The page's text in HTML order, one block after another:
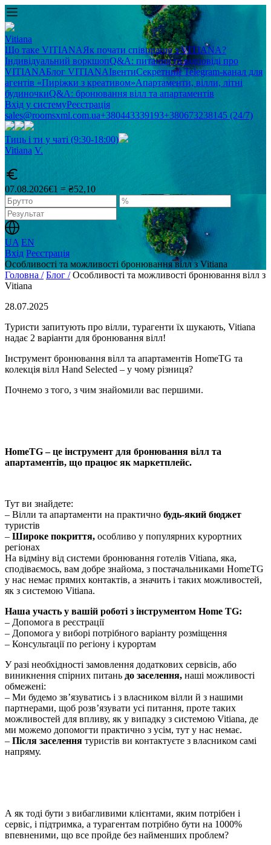
Vitiana
Що таке VITIANAЯк почати співпрацю з VITIANA?
Індивідуальний воркшопQ&A: питання та відповіді про
VITIANAБлог VITIANAІвентиСекретний Telegram-канал для
агентів «Пиріжки з креативом»Апартаменти, вілли, літні
будиночкиQ&A: бронювання вілл та апартаментів
Вхід у системуРеєстрація
sales@roomsxml.com.ua+380443339193+380673238145 (24/7)
Тиць і ти у чаті (9:30-18:00)
Vitiana V.
07.08.2026€1 = ₴52,10
UA EN
Вхід Реєстрація
Особливості та можливості бронювання вілл з Vitiana
Головна / Блог / Особливості та можливості бронювання вілл з
Vitiana
28.07.2025
Туристи запитують про вілли, турагенти їх шукають, Vitiana
надає 2 варіанти для бронювання вілл!
Інструмент бронювання вілл та апартаментів HomeTG та
колекція вілл Hand Selected – у чому різниця?
Почнемо з того, з чим знайомили вас першими.
HomeTG – це інструмент для бронювання вілл та
апартаментів, що працює як маркетплейс.
Тут ви знайдете:
– Вілли та апартаменти на практично будь-який бюджет
туристів
– Широке покриття, особливо у популярних курортних
регіонах
На відміну від системи бронювання готелів Vitiana, яка,
сподіваємось, вам добре знайома, з постачальниками HomeTG
у нас немає прямих контактів, а значить і таких можливостей,
як з системою Vitiana.
Наша участь у вашій роботі з інструментом Home TG:
– Допомога в реєстрації
– Допомога у виборі потрібного варіанту розміщення
– Консультації по регіону і курортам
У разі необхідності замовлення додаткових сервісів, або
виникнення спірних питань до заселення, наші можливості
обмежені:
– Ми будемо зв’язуватись і з власником вілли й з нашими
партнерами, щоб розв’язувати усі питання, проте таких
можливостей для впливу, як у випадку з системою Vitiana, де
ми можемо допомогти практично з усім, тут у нас немає.
– Після заселення туристів ви контактуєте з власником самі
напряму.
А як тоді бути з вибагливими клієнтами, яким потрібен і
сервіс, і підтримка, а турагентам потрібно бути на 1000%
впевненими, що все пройде без найменших проблем?